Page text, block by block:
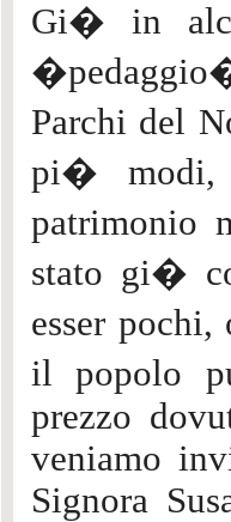
Gi� in
Parchi del
pi� modi,
patrimonio
stato gi�
esser
il popolo
prezzo
veniamo
Signora